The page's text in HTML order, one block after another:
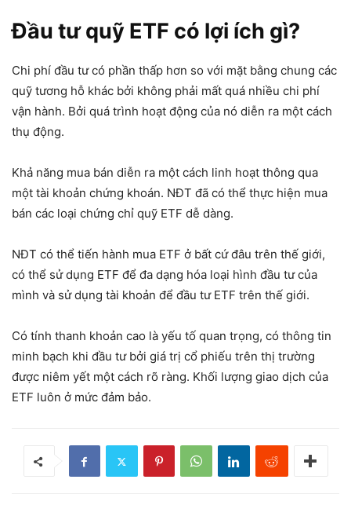
Đầu tư quỹ ETF có lợi ích gì?
Chi phí đầu tư có phần thấp hơn so với mặt bằng chung các
quỹ tương hỗ khác bởi không phải mất quá nhiều chi phí
vận hành. Bởi quá trình hoạt động của nó diễn ra một cách
thụ động.
Khả năng mua bán diễn ra một cách linh hoạt thông qua
một tài khoản chứng khoán. NĐT đã có thể thực hiện mua
bán các loại chứng chỉ quỹ ETF dễ dàng.
NĐT có thể tiến hành mua ETF ở bất cứ đâu trên thế giới,
có thể sử dụng ETF để đa dạng hóa loại hình đầu tư của
mình và sử dụng tài khoản để đầu tư ETF trên thế giới.
Có tính thanh khoản cao là yếu tố quan trọng, có thông tin
minh bạch khi đầu tư bởi giá trị cổ phiếu trên thị trường
được niêm yết một cách rõ ràng. Khối lượng giao dịch của
ETF luôn ở mức đảm bảo.